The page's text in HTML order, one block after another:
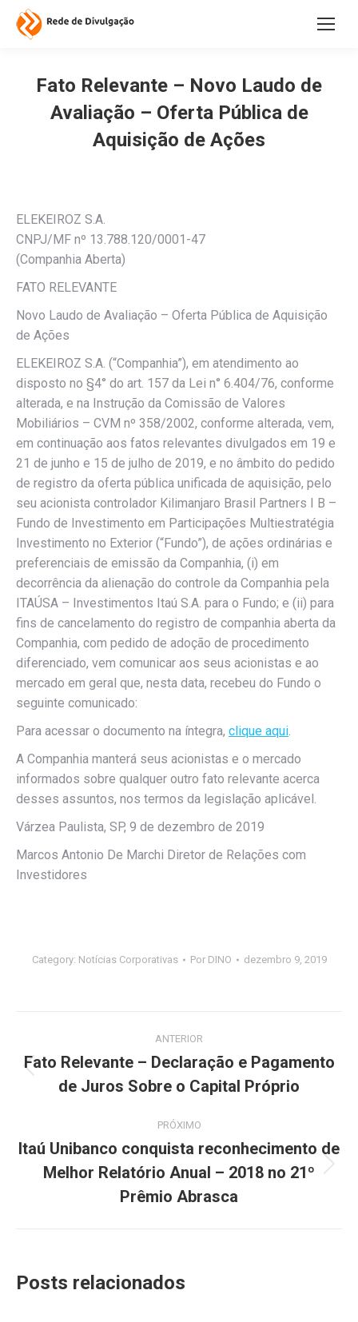
Fato Relevante – Novo Laudo de
Avaliação – Oferta Pública de
Aquisição de Ações
ELEKEIROZ S.A.
CNPJ/MF nº 13.788.120/0001-47
(Companhia Aberta)
FATO RELEVANTE
Novo Laudo de Avaliação – Oferta Pública de Aquisição
de Ações
ELEKEIROZ S.A. (“Companhia”), em atendimento ao
disposto no §4° do art. 157 da Lei n° 6.404/76, conforme
alterada, e na Instrução da Comissão de Valores
Mobiliários – CVM nº 358/2002, conforme alterada, vem,
em continuação aos fatos relevantes divulgados em 19 e
21 de junho e 15 de julho de 2019, e no âmbito do pedido
de registro da oferta pública unificada de aquisição, pelo
seu acionista controlador Kilimanjaro Brasil Partners I B –
Fundo de Investimento em Participações Multiestratégia
Investimento no Exterior (“Fundo”), de ações ordinárias e
preferenciais de emissão da Companhia, (i) em
decorrência da alienação do controle da Companhia pela
ITAÚSA – Investimentos Itaú S.A. para o Fundo; e (ii) para
fins de cancelamento do registro de companhia aberta da
Companhia, com pedido de adoção de procedimento
diferenciado, vem comunicar aos seus acionistas e ao
mercado em geral que, nesta data, recebeu do Fundo o
seguinte comunicado:
Para acessar o documento na íntegra, clique aqui.
A Companhia manterá seus acionistas e o mercado
informados sobre qualquer outro fato relevante acerca
desses assuntos, nos termos da legislação aplicável.
Várzea Paulista, SP, 9 de dezembro de 2019
Marcos Antonio De Marchi Diretor de Relações com
Investidores
Category: Notícias Corporativas Por DINO dezembro 9, 2019
de
post:
ANTERIOR
anterior:
Fato Relevante – Declaração e Pagamento
de Juros Sobre o Capital Próprio
PRÓXIMO
Próximo
post:
Itaú Unibanco conquista reconhecimento de
Melhor Relatório Anual – 2018 no 21º
Prêmio Abrasca
Posts relacionados